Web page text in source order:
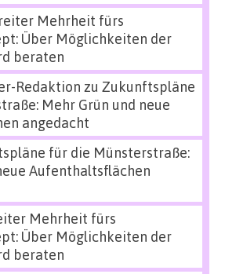
Mehrheit fürs
Über Möglichkeiten der
beraten
Redaktion zu Zukunftspläne
Mehr Grün und neue
angedacht
für die Münsterstraße:
Aufenthaltsflächen
Mehrheit fürs
Über Möglichkeiten der
beraten